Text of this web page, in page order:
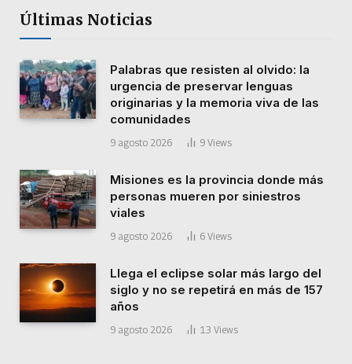
Últimas Noticias
Palabras que resisten al olvido: la
urgencia de preservar lenguas
originarias y la memoria viva de las
comunidades
9 agosto 2026 9 Views
Misiones es la provincia donde más
personas mueren por siniestros
viales
9 agosto 2026 6 Views
Llega el eclipse solar más largo del
siglo y no se repetirá en más de 157
años
9 agosto 2026 13 Views